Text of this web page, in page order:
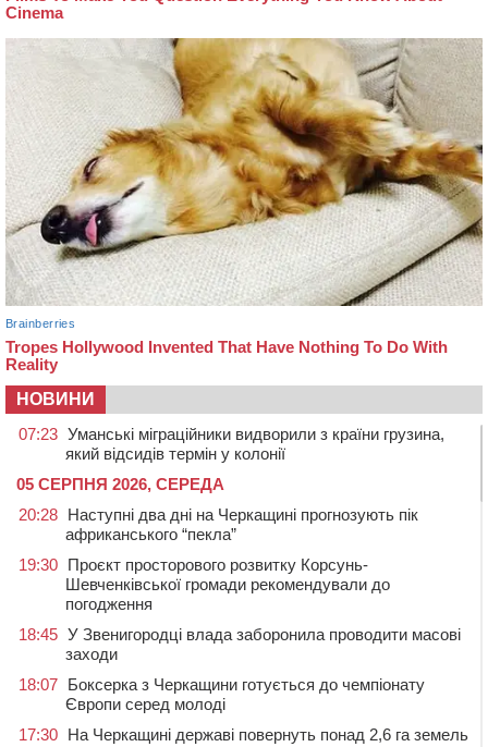
НОВИНИ
07:23 Уманські міграційники видворили з країни грузина,
який відсидів термін у колонії
05 СЕРПНЯ 2026, СЕРЕДА
20:28 Наступні два дні на Черкащині прогнозують пік
африканського “пекла”
19:30 Проєкт просторового розвитку Корсунь-
Шевченківської громади рекомендували до
погодження
18:45 У Звенигородці влада заборонила проводити масові
заходи
18:07 Боксерка з Черкащини готується до чемпіонату
Європи серед молоді
17:30 На Черкащині державі повернуть понад 2,6 га земель